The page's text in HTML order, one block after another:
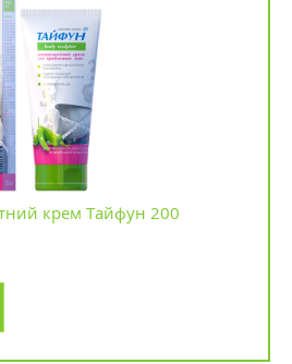
крем Тайфун 200